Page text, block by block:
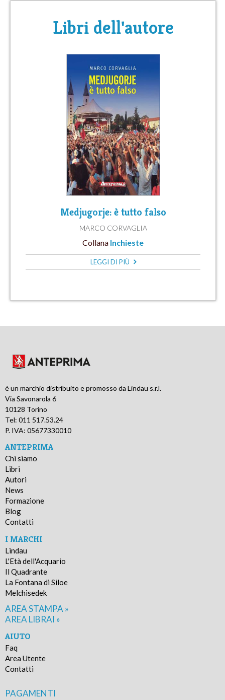
Libri dell'autore
Medjugorje: è tutto falso
MARCO CORVAGLIA
Collana Inchieste
LEGGI DI PIÙ
è un marchio distribuito e promosso da Lindau s.r.l.
Via Savonarola 6
10128 Torino
Tel: 011 517.53.24
P. IVA: 05677330010
ANTEPRIMA
Chi siamo
Libri
Autori
News
Formazione
Blog
Contatti
I MARCHI
Lindau
L'Età dell'Acquario
Il Quadrante
La Fontana di Siloe
Melchisedek
AREA STAMPA »
AREA LIBRAI »
AIUTO
Faq
Area Utente
Contatti
PAGAMENTI